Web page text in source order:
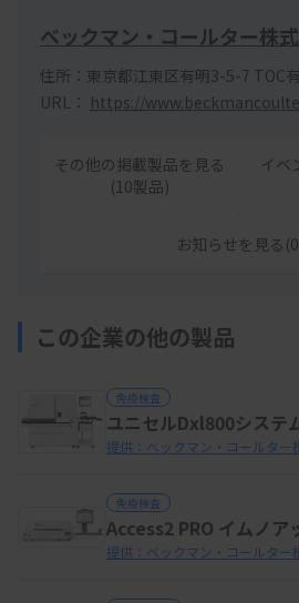
ベックマン・コールター株
住所：東京都江東区有明3-5-7 TOC
URL： https://
その他の掲載製品を見る
(10製品)
イベ
お知らせを見る
この企業の他の製品
免疫検査
ユニセルDxl800システ
提供：ベックマン・コールター
免疫検査
Access2 PRO イムノア
提供：ベックマン・コールター